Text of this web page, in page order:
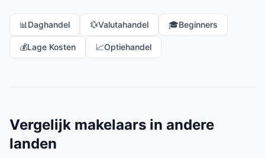
📊 Daghandel 💱Valutahandel 🎓Beginners
💰Lage Kosten 📈Optiehandel
Vergelijk makelaars in andere
landen